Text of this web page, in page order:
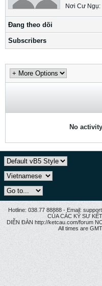
Nơi Cư Ngụ:
Ðang theo dõi
Subscribers
No
Hotline: 038.77 88888 - Email:
CỦA CÁC KỸ SƯ
DIỄN ĐÀN http://ketcau.com/forum
All times are